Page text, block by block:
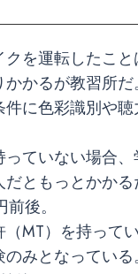
クを運転したこ
かるが教習所だ。
件に色彩識別や
ていない場合
ともっとかかる
後。
MT）を持って
みとなっている。